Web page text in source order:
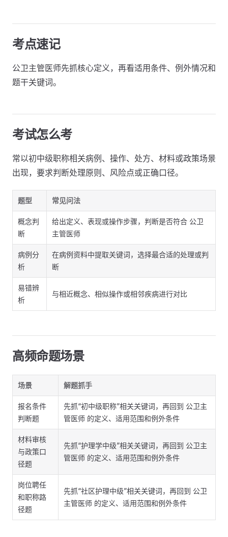
考点速记
公卫主管医师先抓核心定义，再看适用条件、例外情况和
题干关键词。
考试怎么考
常以初中级职称相关病例、操作、处方、材料或政策场景
出现，要求判断处理原则、风险点或正确口径。
题型 常见问法
概念判
断
给出定义、表现或操作步骤，判断是否符合 公卫
主管医师
病例分
析
在病例资料中提取关键词，选择最合适的处理或判
断
易错辨
析
与相近概念、相似操作或相邻疾病进行对比
高频命题场景
场景 解题抓手
报名条件
判断题
先抓“初中级职称”相关关键词，再回到 公卫主
管医师 的定义、适用范围和例外条件
材料审核
与政策口
径题
先抓“护理学中级”相关关键词，再回到 公卫主
管医师 的定义、适用范围和例外条件
岗位聘任
和职称路
径题
先抓“社区护理中级”相关关键词，再回到 公卫
主管医师 的定义、适用范围和例外条件